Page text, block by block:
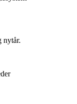
nytår.